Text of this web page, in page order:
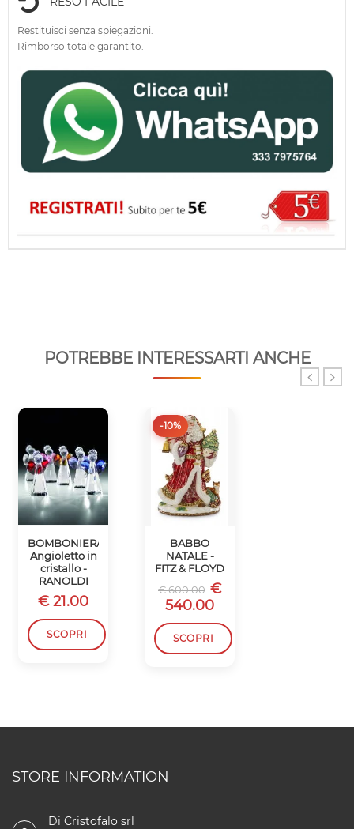
Restituisci senza spiegazioni.
Rimborso totale garantito.
POTREBBE INTERESSARTI ANCHE
BOMBONIERA
Angioletto in
cristallo -
RANOLDI
€ 21.00
SCOPRI
-10%
BABBO
NATALE -
FITZ & FLOYD
€ 600.00 €
540.00
SCOPRI
STORE INFORMATION
Di Cristofalo srl